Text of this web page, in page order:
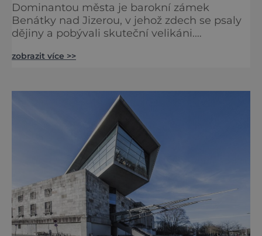
Dominantou města je barokní zámek
Benátky nad Jizerou, v jehož zdech se psaly
dějiny a pobývali skuteční velikáni.
tu prováděl svá slavná astronomická měření
spolupráci s jeho přítelem, slavným Janem
Keplerem. Tímto historickým setkáním je
inspirována i zážitková mobilní detek
zobrazit více >>